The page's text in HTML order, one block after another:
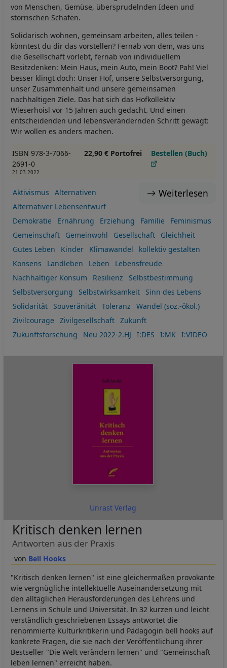
von Menschen, Gemüse, übersprudelnden Ideen und
störrischen Schafen.
Solidarisch wohnen, gemeinsam arbeiten, alles teilen -
könntest du dir das vorstellen? Fernab von dem, was uns
die Gesellschaft vorlebt, fernab von individuellem
Besitzdenken: Mein Haus, mein Auto, mein Boot? Pah! Viel
besser klingt doch: Unser Hof, unsere Selbstversorgung,
unser Zusammenhalt und unsere gemeinsamen
nachhaltigen Ziele. Das hat sich das Hofkollektiv
Wieserhoisl vor 15 Jahren auch gedacht. Und einen
entscheidenden und lebensverändernden Schritt gewagt:
Wir wollen es anders machen.
ISBN 978-3-7066-
2691-0
21.03.2022
22,90 € Portofrei Bestellen (Buch)
Weiterlesen
Aktivismus
Alternativen
Alternativer Lebensentwurf
Demokratie
Ernährung Erziehung Familie
Feminismus
Gemeinschaft
Gemeinwohl Gesellschaft
Gleichheit
Gutes Leben
Kinder Klimawandel
kollektiv gestalten
Konsens
Landleben Leben
Lebensfreude
Nachhaltiger Konsum
Resilienz
Selbstbestimmung
Selbstversorgung
Selbstwirksamkeit
Sinn des Lebens
Solidarität
Souveränität Toleranz
Wandel (soz.-ökol.)
Zivilcourage
Zivilgesellschaft
Zukunft
Zukunftsforschung
Neu 2022-2.HJ I:DES I:MK I:VIDEO
Unrast Verlag
Bell Hooks
Kritisch denken lernen
Antworten aus der Praxis
"Kritisch denken lernen" ist eine gleichermaßen provokante
wie vergnügliche intellektuelle Auseinandersetzung mit
den alltäglichen Herausforderungen des Lehrens und
Lernens in Schule und Universität. In 32 kurzen und leicht
verständlich geschriebenen Essays antwortet die
renommierte Kulturkritikerin und Pädagogin bell hooks auf
konkrete Fragen, die sie nach der Veröffentlichung ihrer
Bestseller "Die Welt verändern lernen" und "Gemeinschaft
leben lernen" erreicht haben.